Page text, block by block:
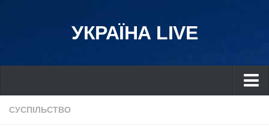
УКРАЇНА LIVE
Україна
СУСПІЛЬСТВО